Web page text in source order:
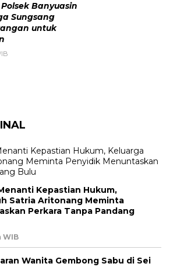
Banyuasin
Sungsang
untuk
Kepastian Hukum,
Satria Aritonang Meminta
Perkara Tanpa Pandang
WIB
Wanita Gembong Sabu di Sei